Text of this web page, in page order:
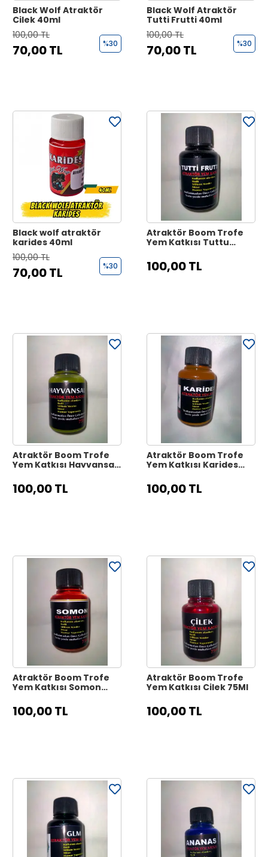
Black Wolf Atraktör
Çilek 40ml
100,00 TL
70,00 TL %30
Black Wolf Atraktör
Tutti Frutti 40ml
100,00 TL
70,00 TL %30
Black wolf atraktör
karides 40ml
100,00 TL
70,00 TL %30
Atraktör Boom Trofe
Yem Katkısı Tuttu
100,00 TL
Atraktör Boom Trofe
Yem Katkısı Hayvansal
100,00 TL
Atraktör Boom Trofe
Yem Katkısı Karides
100,00 TL
Atraktör Boom Trofe
Yem Katkısı Somon
100,00 TL
Atraktör Boom Trofe
Yem Katkısı Çilek 75Ml
100,00 TL